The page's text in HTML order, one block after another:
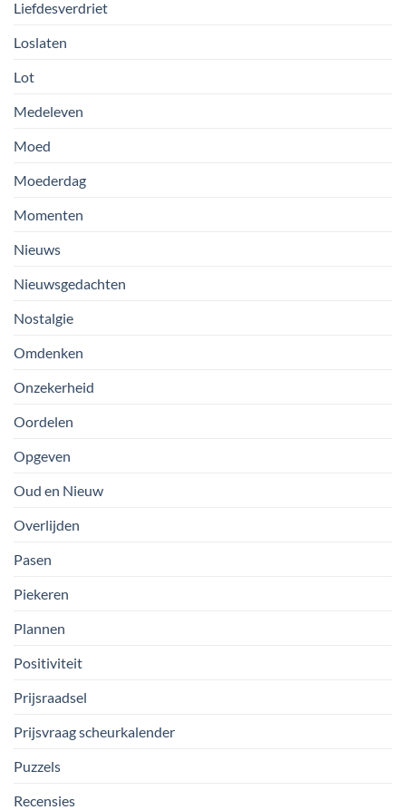
Liefdesverdriet
Loslaten
Lot
Medeleven
Moed
Moederdag
Momenten
Nieuws
Nieuwsgedachten
Nostalgie
Omdenken
Onzekerheid
Oordelen
Opgeven
Oud en Nieuw
Overlijden
Pasen
Piekeren
Plannen
Positiviteit
Prijsraadsel
Prijsvraag scheurkalender
Puzzels
Recensies